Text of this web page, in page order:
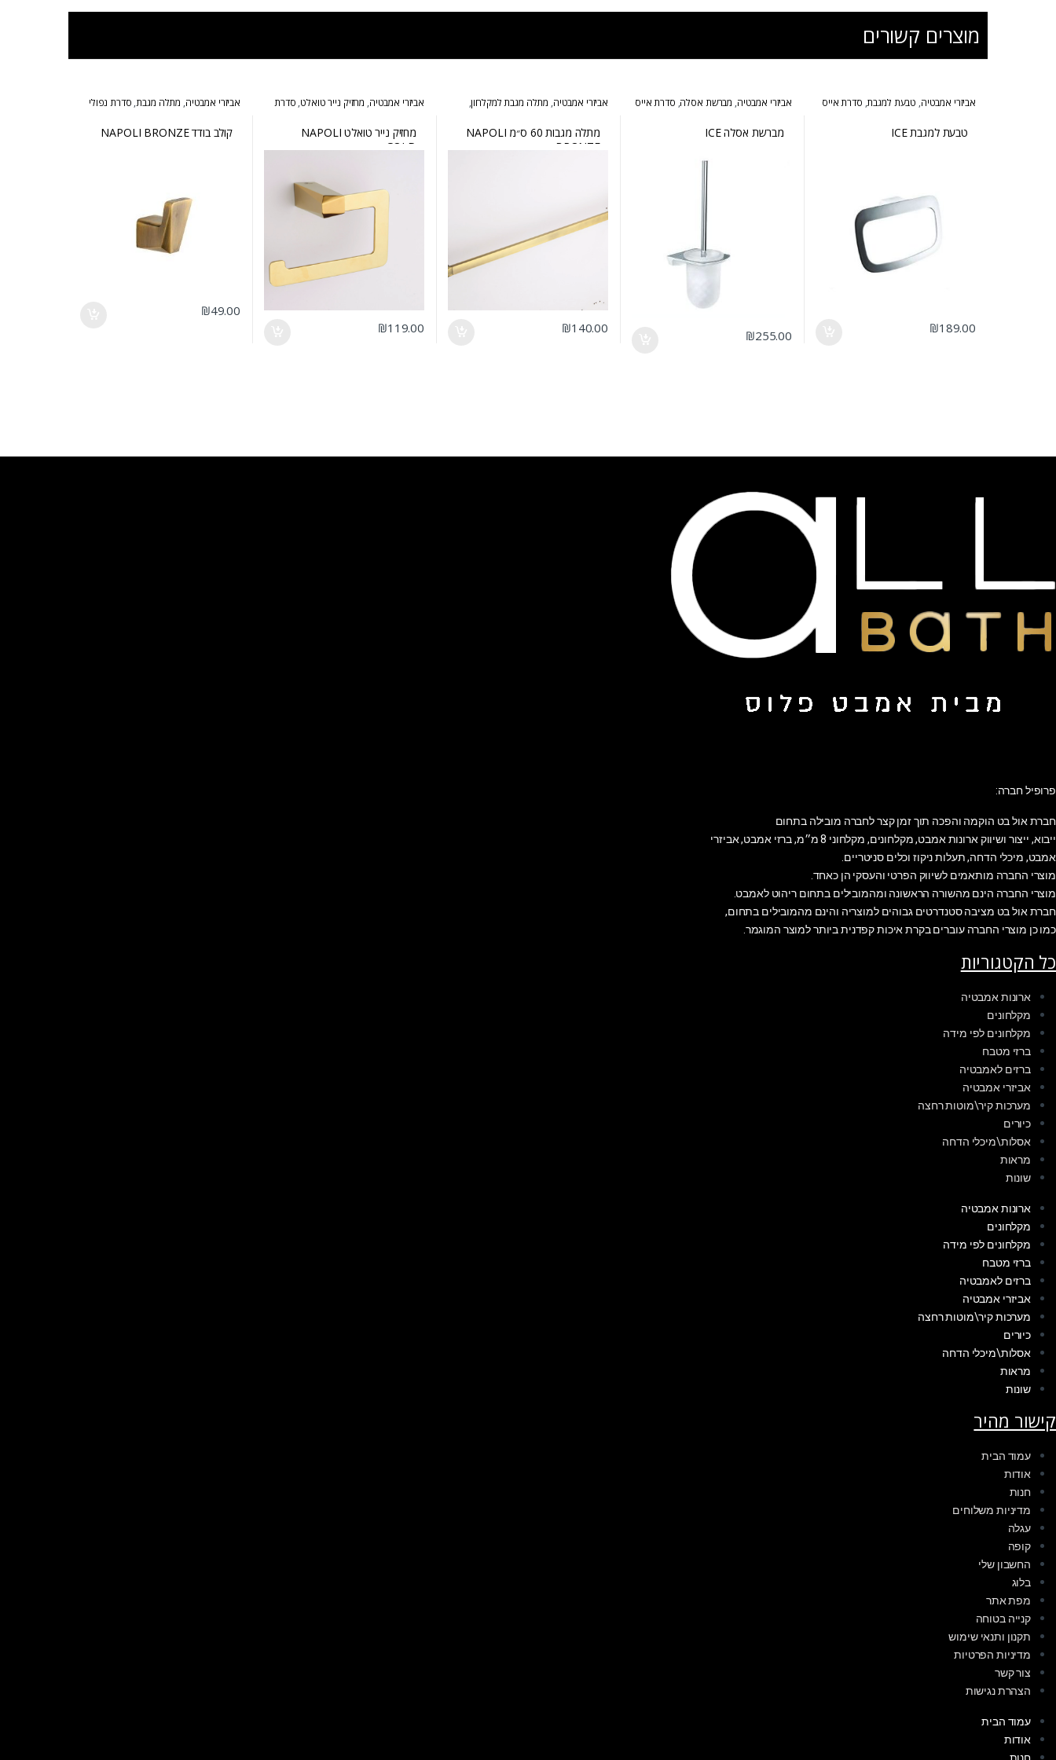
מוצרים קשורים
אביזרי אמבטיה, טבעת למגבת, סדרת אייס
טבעת למגבת ICE
₪189.00
אביזרי אמבטיה, מברשת אסלה, סדרת אייס
מברשת אסלה ICE
₪255.00
אביזרי אמבטיה, מתלה מגבת למקלחון,
סדרת נפולי ברונזה
מתלה מגבות 60 ס״מ NAPOLI
BRONZE
₪140.00
אביזרי אמבטיה, מחזיק נייר טואלט, סדרת
מחזיק נייר טואלט NAPOLI
GOLD
₪119.00
אביזרי אמבטיה, מתלה מגבת, סדרת נפולי
קולב בודד NAPOLI BRONZE
₪49.00
פרופיל חברה:
חברת אול בט הוקמה והפכה תוך זמן קצר לחברה מובילה בתחום
ייבוא, ייצור ושיווק ארונות אמבט, מקלחונים, מקלחוני 8 מ״מ, ברזי אמבט, אביזרי
אמבט, מיכלי הדחה, תעלות ניקוז וכלים סניטריים.
מוצרי החברה מותאמים לשיווק הפרטי והעסקי הן כאחד.
מוצרי החברה הינם מהשורה הראשונה ומהמובילים בתחום ריהוט לאמבט.
חברת אול בט מציבה סטנדרטים גבוהים למוצריה והינם מהמובילים בתחום,
כמו כן מוצרי החברה עוברים בקרת איכות קפדנית ביותר למוצר המוגמר.
כל הקטגוריות
ארונות אמבטיה
מקלחונים
מקלחונים לפי מידה
ברזי מטבח
ברזים לאמבטיה
אביזרי אמבטיה
מערכות קיר\מוטות רחצה
כיורים
אסלות\מיכלי הדחה
מראות
שונות
ארונות אמבטיה
מקלחונים
מקלחונים לפי מידה
ברזי מטבח
ברזים לאמבטיה
אביזרי אמבטיה
מערכות קיר\מוטות רחצה
כיורים
אסלות\מיכלי הדחה
מראות
שונות
קישור מהיר
עמוד הבית
אודות
חנות
מדיניות משלוחים
עגלה
קופה
החשבון שלי
בלוג
מפת אתר
קנייה בטוחה
תקנון ותנאי שימוש
מדיניות הפרטיות
צור קשר
הצהרת נגישות
עמוד הבית
אודות